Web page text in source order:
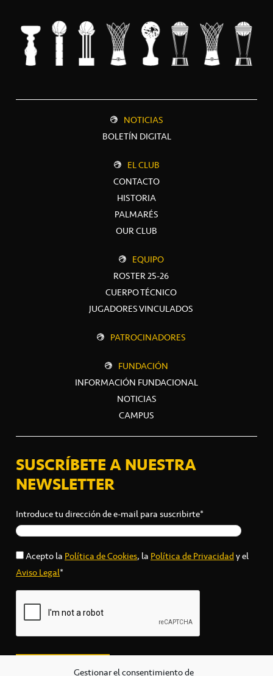
Gestionar el consentimiento de
NOTICIAS
BOLETÍN DIGITAL
EL CLUB
CONTACTO
HISTORIA
PALMARÉS
OUR CLUB
EQUIPO
ROSTER 25-26
CUERPO TÉCNICO
JUGADORES VINCULADOS
PATROCINADORES
FUNDACIÓN
INFORMACIÓN FUNDACIONAL
NOTICIAS
CAMPUS
SUSCRÍBETE A NUESTRA
NEWSLETTER
Introduce tu dirección de e-mail para suscribirte*
Acepto laPolítica de Cookies, laPolítica de Privacidady el
Aviso Legal*